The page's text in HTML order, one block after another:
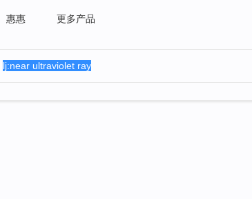
惠惠 更多产品